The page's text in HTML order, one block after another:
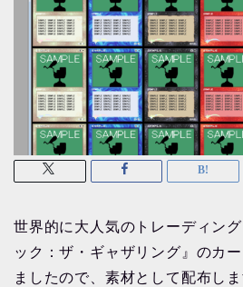
世界的に大人気のトレーディン
ック：ザ・ギャザリング』のカ
ましたので、素材として配布しま